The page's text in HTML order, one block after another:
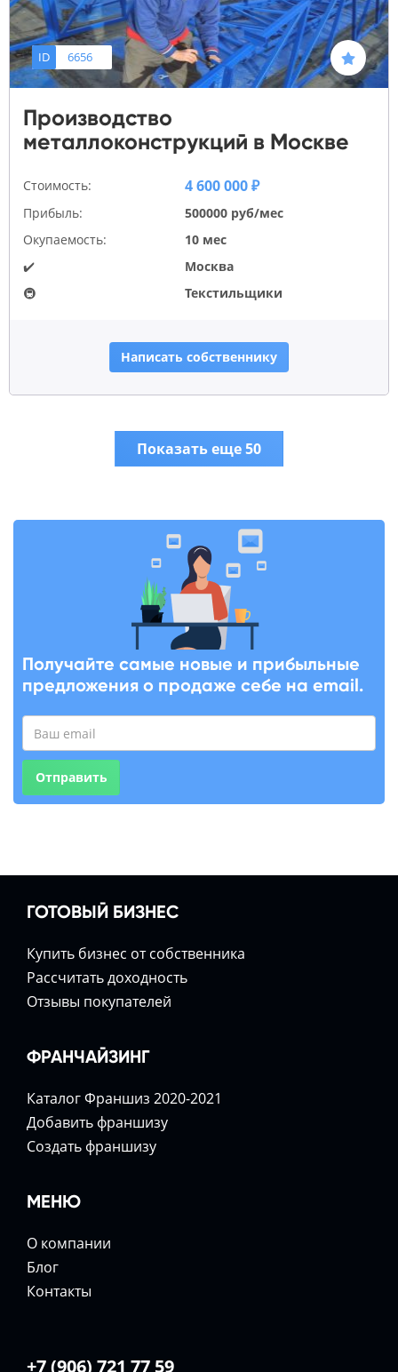
ID 6656
Производство
металлоконструкций в Москве
Стоимость: 4 600 000 ₽
Прибыль:
500000 руб/мес
Окупаемость:
10 мес
✔️
Москва
🚇
Текстильщики
Написать собственнику
Показать еще 50
Получайте самые новые и прибыльные
предложения о продаже себе на email.
Отправить
ГОТОВЫЙ БИЗНЕС
Купить бизнес от собственника
Расcчитать доходность
Отзывы покупателей
ФРАНЧАЙЗИНГ
Каталог Франшиз 2020-2021
Добавить франшизу
Создать франшизу
МЕНЮ
О компании
Блог
Контакты
+7 (906) 721 77 59